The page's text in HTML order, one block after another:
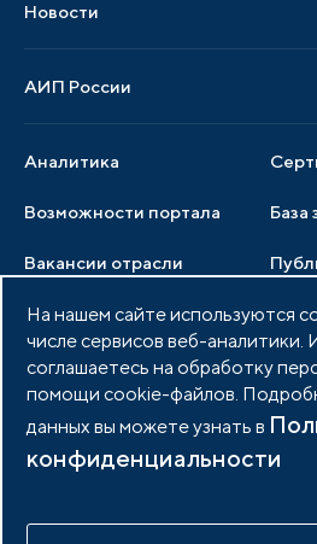
Аналитика
Возможности портала
Образцы документов
База
Вакансии отрасли
Мероприятия отрасли
Новости
Новости отрасли
Медиатека
АИП России
Члены ассоциации
Услуги ассоциации
Документы АИП
Партнеры ассоциации
Фото и видео
Членство в АИП
На нашем сайте используются
числе сервисов веб-аналитики.
соглашаетесь на обработку
помощи cookie-файлов.
данных вы можете узнать в
конфиденциальности